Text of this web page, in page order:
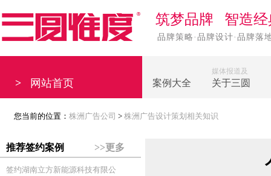
筑梦品牌 智造经
品牌策略·品牌设计·品牌落
> 网站首页 案例大全
媒体报道及
关于三圆
您当前的位置： 株洲广告公司 > 株洲广告设计策划相关知识
推荐签约案例 >>更多
签约湖南立方新能源科技有限公